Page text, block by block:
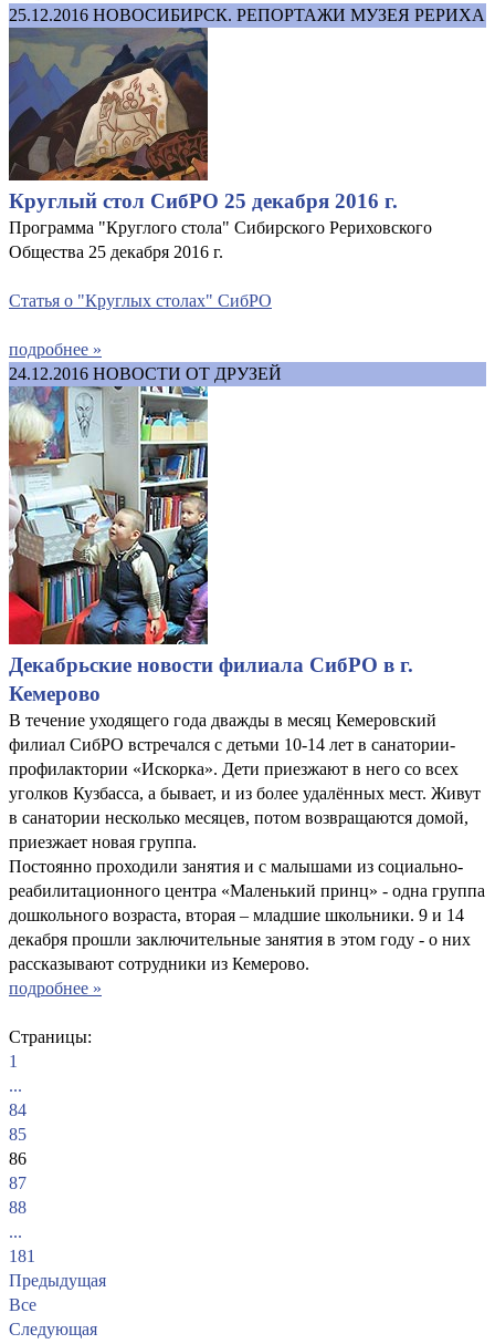
25.12.2016 НОВОСИБИРСК. РЕПОРТАЖИ МУЗЕЯ РЕРИХА
Круглый стол СибРО 25 декабря 2016 г.
Программа "Круглого стола" Сибирского Рериховского
Общества 25 декабря 2016 г.
Статья о "Круглых столах" СибРО
подробнее »
24.12.2016 НОВОСТИ ОТ ДРУЗЕЙ
Декабрьские новости филиала СибРО в г.
Кемерово
В течение уходящего года дважды в месяц Кемеровский
филиал СибРО встречался с детьми 10-14 лет в санатории-
профилактории «Искорка». Дети приезжают в него со всех
уголков Кузбасса, а бывает, и из более удалённых мест. Живут
в санатории несколько месяцев, потом возвращаются домой,
приезжает новая группа.
Постоянно проходили занятия и с малышами из социально-
реабилитационного центра «Маленький принц» - одна группа
дошкольного возраста, вторая – младшие школьники. 9 и 14
декабря прошли заключительные занятия в этом году - о них
рассказывают сотрудники из Кемерово.
подробнее »
Страницы:
1
...
84
85
86
87
88
...
181
Предыдущая
Все
Следующая